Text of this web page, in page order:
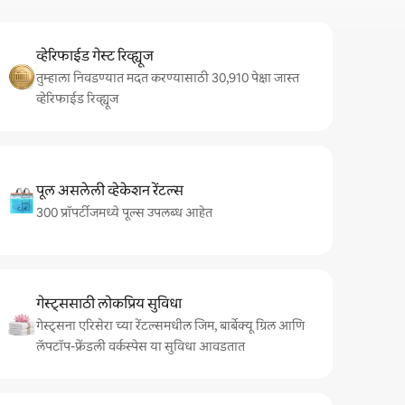
व्हेरिफाईड गेस्ट रिव्ह्यूज
तुम्हाला निवडण्यात मदत करण्यासाठी 30,910 पेक्षा जास्त
व्हेरिफाईड रिव्ह्यूज
पूल असलेली व्हेकेशन रेंटल्स
300 प्रॉपर्टीजमध्ये पूल्स उपलब्ध आहेत
गेस्ट्ससाठी लोकप्रिय सुविधा
गेस्ट्सना एरिसेरा च्या रेंटल्समधील जिम, बार्बेक्यू ग्रिल आणि
लॅपटॉप-फ्रेंडली वर्कस्पेस या सुविधा आवडतात